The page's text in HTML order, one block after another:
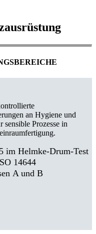
an Hygiene und
Prozesse in
im Helmke-Drum-Test
14644
A und B